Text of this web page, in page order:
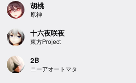
胡桃
原神
十六夜咲夜
東方Project
2B
ニーアオートマタ